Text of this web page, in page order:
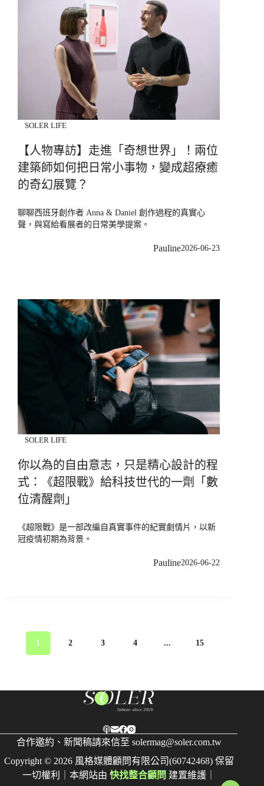
SOLER LIFE
【人物專訪】走進「奇想世界」！兩位
建築師如何把日常小事物，變成超療癒
的奇幻展覽？
聊聊西班牙創作者 Anna & Daniel 創作過程的真實心
聲，與寫給看展者的日常美學提案。
Pauline2026-06-23
SOLER LIFE
你以為的自由意志，只是精心設計的程
式：《超限戰》給科技世代的一劑「數
位清醒劑」
《超限戰》是一部改編自真實事件的紀實劇情片，以新
冠疫情初期為背景。
Pauline2026-06-22
1 2 3 4 ... 15
合作邀約、新聞稿請來信至 solermag@soler.com.tw
Copyright © 2026 風格媒體顧問有限公司(60742468) 保留
一切權利｜本網站由 快找整合顧問 建置維護｜